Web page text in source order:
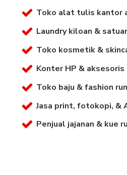
Toko alat tulis kantor
Laundry kiloan &
Toko kosmetik &
Konter HP & aksesoris
Toko baju & fashion
Jasa print, fotokopi, &
Penjual jajanan & kue